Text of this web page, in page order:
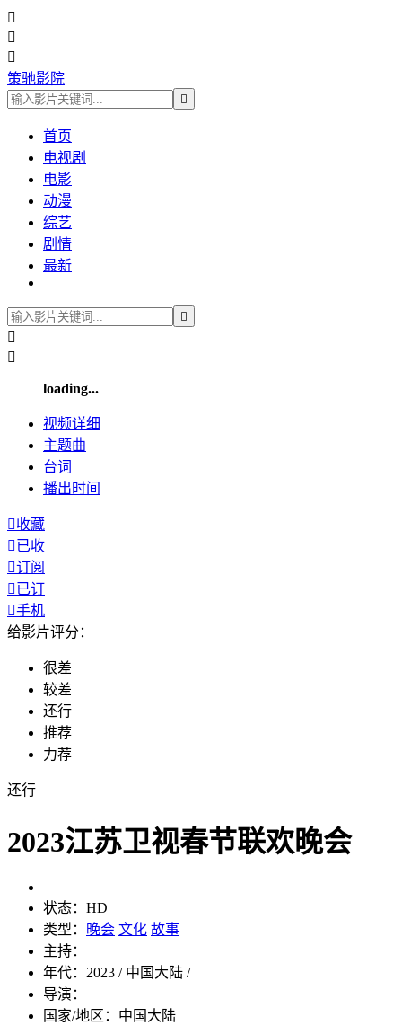



策驰影院

首页
电视剧
电影
动漫
综艺
剧情
最新



loading...
视频详细
主题曲
台词
播出时间
收藏
已收
订阅
已订
手机
给影片评分：
很差
较差
还行
推荐
力荐
还行
2023江苏卫视春节联欢晚会
状态： HD
类型：
晚会 文化 故事
主持：
年代： 2023 / 中国大陆 /
导演：
国家/地区： 中国大陆